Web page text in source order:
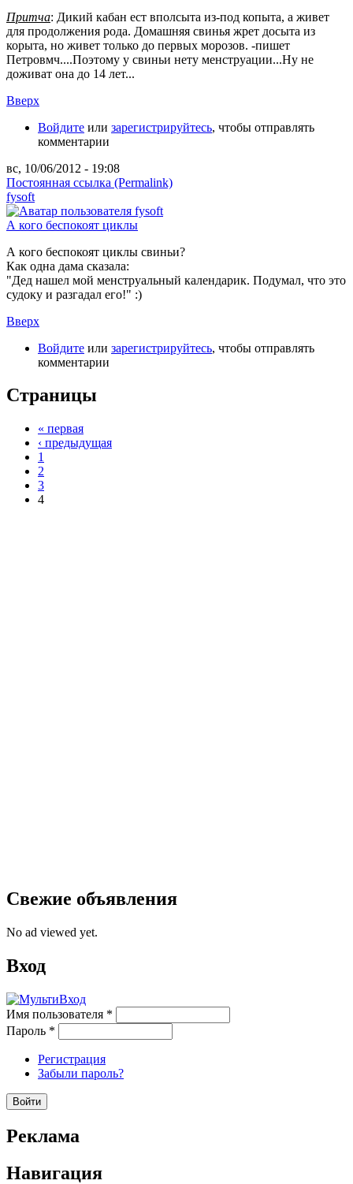
Притча: Дикий кабан ест вполсыта из-под копыта, а живет
для продолжения рода. Домашняя свинья жрет досыта из
корыта, но живет только до первых морозов. -пишет
Петровмч....Поэтому у свиньи нету менструации...Ну не
доживат она до 14 лет...
Вверх
Войдите или зарегистрируйтесь, чтобы отправлять
комментарии
вс, 10/06/2012 - 19:08
Постоянная ссылка (Permalink)
fysoft
А кого беспокоят циклы
А кого беспокоят циклы свиньи?
Как одна дама сказала:
"Дед нашел мой менструальный календарик. Подумал, что это
судоку и разгадал его!" :)
Вверх
Войдите или зарегистрируйтесь, чтобы отправлять
комментарии
Страницы
« первая
‹ предыдущая
1
2
3
4
Свежие объявления
No ad viewed yet.
Вход
Имя пользователя *
Пароль *
Регистрация
Забыли пароль?
Реклама
Навигация